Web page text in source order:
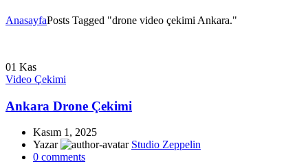
AnasayfaPosts Tagged "drone video çekimi Ankara."
01 Kas
Video Çekimi
Ankara Drone Çekimi
Kasım 1, 2025
Yazar
Studio Zeppelin
0 comments